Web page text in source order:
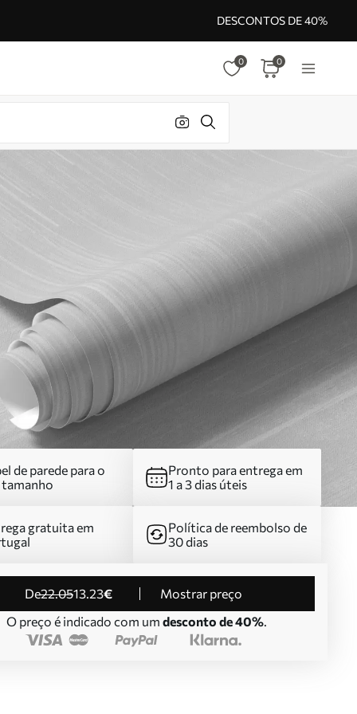
DESCONTOS DE 40%
0 0
de parede para o
tamanho
Pronto para entrega em
1 a 3 dias úteis
gratuita em
Política de reembolso de
30 dias
de22.0513.23€
Mostrar preço
O preço é indicado com um desconto de 40%.